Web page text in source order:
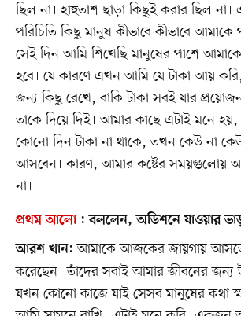
ছিল না। হাহুতাশ ছাড়া কিছুই করার ছিল
পরিচিতি কিছু মানুষ কীভাবে কীভাবে আমাকে
সেই দিন আমি শিখেছি মানুষের পাশে
হবে। যে কারণে এখন আমি যে টাকা আয়
জন্য কিছু রেখে, বাকি টাকা সবই যার
তাকে দিয়ে দিই। আমার কাছে এটাই মনে
কোনো দিন টাকা না থাকে, তখন কেউ না
আসবেন। কারণ, আমার কষ্টের সময়গুলোয়
না।
প্রথম আলো:বললেন, অডিশনে যাওয়ার
আরশ খান:আমাকে আজকের জায়গায়
করেছেন। তাঁদের সবাই আমার জীবনের
যখন কোনো কাজে যাই সেসব মানুষের কথা